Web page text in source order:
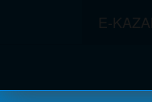
E-